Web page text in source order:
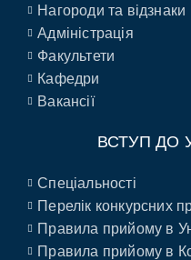
Нагороди та відзнаки
Адміністрація
Факультети
Кафедри
Вакансії
ВСТУП ДО
Спеціальності
Перелік конкурсних
Правила прийому в
Правила прийому в